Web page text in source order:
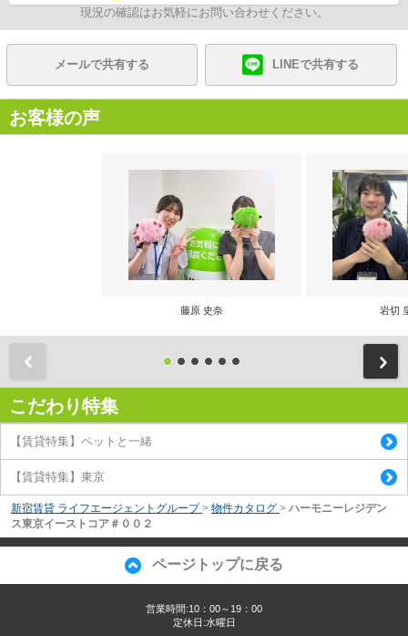
現況の確認はお気軽にお問い合わせください。
メールで共有する LINEで共有する
お客様の声
藤原 史奈 岩切
こだわり特集
【賃貸特集】ペットと一緒
【賃貸特集】東京
新宿賃貸 ライフエージェントグループ > 物件カタログ > ハーモニーレジデン
ス東京イーストコア＃００２
ページトップに戻る
営業時間:10：00～19：00
定休日:水曜日